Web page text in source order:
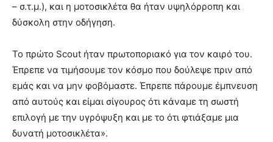
– σ.τ.μ.), και η μοτοσικλέτα θα ήταν υψηλόρροπη και
δύσκολη στην οδήγηση.
Το πρώτο Scout ήταν πρωτοποριακό για τον καιρό του.
Έπρεπε να τιμήσουμε τον κόσμο που δούλεψε πριν από
εμάς και να μην φοβόμαστε. Έπρεπε πάρουμε έμπνευση
από αυτούς και είμαι σίγουρος ότι κάναμε τη σωστή
επιλογή με την υγρόψυξη και με το ότι φτιάξαμε μια
δυνατή μοτοσικλέτα».